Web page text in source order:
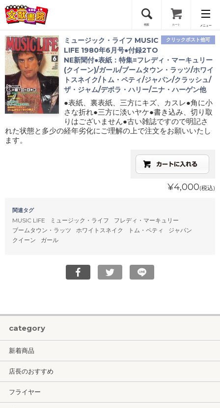
検索 カート メニュー
会員登録
ログイン
クリックポスト他可
ミュージック・ライフ MUSIC
LIFE 1980年6月号●付録2TO
NE新聞付●表紙：特集=フレディ・マーキュリー
(クイーン)/ガール/ブームタウン・ラッツ/ホワイ
トスネイク/トム・ペティ/ジャパン/クラッシュ/
ザ・ジャム/デボラ・ハリー/ニナ・ハーゲン他
●表紙、裏表紙、三方にキズ、カスレ●角に小
さな折れ●三方に淡いヤケ●書き込み、切り取
りはございません●古い雑誌ですので明記さ
れた状態と多少の経年劣化にご理解の上で注文をお願いいたし
ます。
¥4,000(税込)
関連タグ
MUSIC LIFE ミュージック・ライフ
フレディ・マーキュリー
ブームタウン・ラッツ
ホワイトスネイク トム・ペティ
ジャパン
クイーン
ガール
category
新着商品
店長のおすすめ
フライヤー